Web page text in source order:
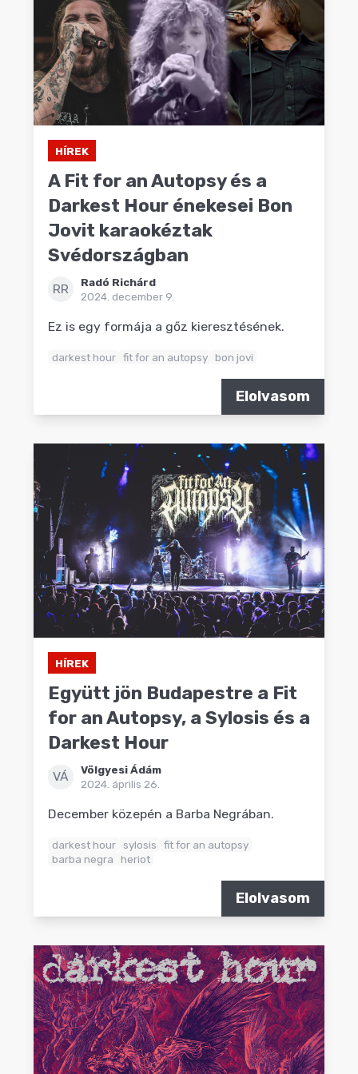
HÍREK
A Fit for an Autopsy és a
Darkest Hour énekesei Bon
Jovit karaokéztak
Svédországban
RR
Radó Richárd
2024. december 9.
Ez is egy formája a gőz kieresztésének.
darkest hour fit for an autopsy bon jovi
Elolvasom
HÍREK
Együtt jön Budapestre a Fit
for an Autopsy, a Sylosis és a
Darkest Hour
VÁ
Völgyesi Ádám
2024. április 26.
December közepén a Barba Negrában.
darkest hour sylosis
fit for an autopsy
barba negra
heriot
Elolvasom